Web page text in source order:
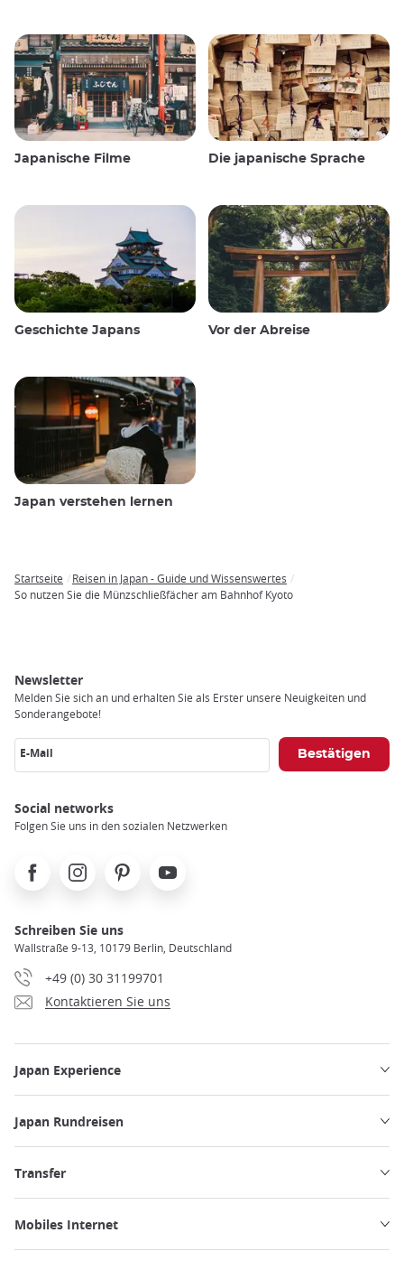
Japanische Filme Die japanische Sprache
Geschichte Japans Vor der Abreise
Japan verstehen lernen
Breadcrumb
Startseite
Reisen in Japan - Guide und Wissenswertes
So nutzen Sie die Münzschließfächer am Bahnhof Kyoto
Newsletter
Melden Sie sich an und erhalten Sie als Erster unsere Neuigkeiten und
Sonderangebote!
E-Mail
Social networks
Folgen Sie uns in den sozialen Netzwerken
FacebookInstagramPinterest Youtube
Schreiben Sie uns
Wallstraße 9-13, 10179 Berlin, Deutschland
+49 (0) 30 31199701
Kontaktieren Sie uns
Japan Experience
Japan Rundreisen
Transfer
Mobiles Internet